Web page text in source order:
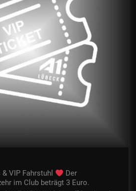
sofortiger Einlass & VIP Fahrstuhl
Der
im Club beträgt 3 Euro.